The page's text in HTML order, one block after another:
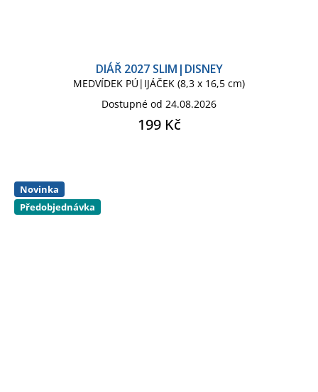
DIÁŘ 2027 SLIM|DISNEY
MEDVÍDEK PÚ|IJÁČEK (8,3 x 16,5 cm)
Dostupné od 24.08.2026
199 Kč
Novinka
Předobjednávka